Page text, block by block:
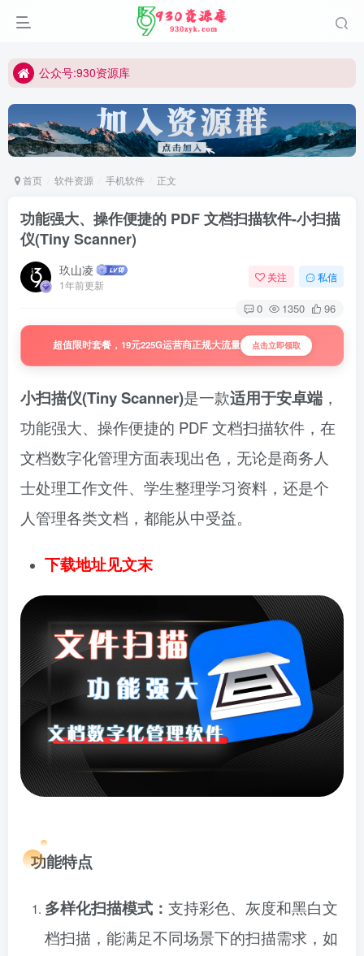
公众号:930资源库
首页 软件资源 手机软件 正文
功能强大、操作便捷的 PDF 文档扫描软件-小扫描
仪(Tiny Scanner)
玖山凌
1年前更新
关注 私信
0 1350 96
超值限时套餐，19元225G运营商正规大流量 点击立即领取
小扫描仪(Tiny Scanner)是一款适用于安卓端 ，
功能强大、操作便捷的 PDF 文档扫描软件，在
文档数字化管理方面表现出色，无论是商务人
士处理工作文件、学生整理学习资料，还是个
人管理各类文档，都能从中受益。
下载地址见文末
功能特点
多样化扫描模式： 支持彩色、灰度和黑白文
档扫描，能满足不同场景下的扫描需求，如